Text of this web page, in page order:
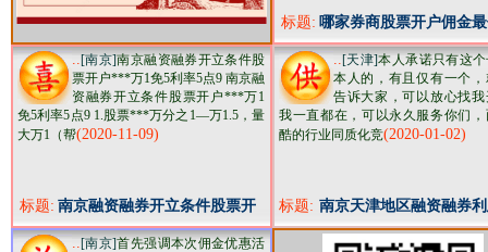
标题: 哪家券商股票开户佣金
佣金万一，融资利率5.5
更优
..[南京]南京融资融券开立条件股
票开户***万1免5利率5点9 南京融
资融券开立条件股票开户***万1
免5利率5点9 1.股票***万分之1—万1.5，量
大万1（帮(2020-11-09)
标题: 南京融资融券开立条件股票开
户***万1免5利率5点9
..[天津]本人承诺只有这
本人的，有且仅有一个，
告诉大家，可以放心找我
我一直都在，可以永久服务你们，
酷的行业同质化竞(2020-01-02)
标题: 南京天津地区融资融券
般多少,一千万以上万一
..[南京]首先强调本次佣金优惠活